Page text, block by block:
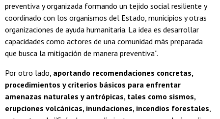
preventiva y organizada formando un tejido social resiliente y
coordinado con los organismos del Estado, municipios y otras
organizaciones de ayuda humanitaria. La idea es desarrollar
capacidades como actores de una comunidad más preparada
que busca la mitigación de manera preventiva”.
Por otro lado, aportando recomendaciones concretas,
procedimientos y criterios básicos para enfrentar
amenazas naturales y antrópicas, tales como sismos,
erupciones volcánicas, inundaciones, incendios forestales